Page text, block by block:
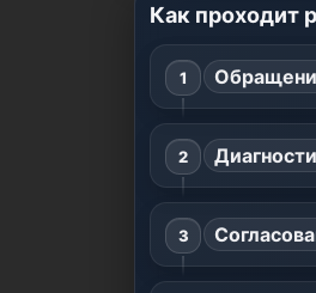
Как проходит